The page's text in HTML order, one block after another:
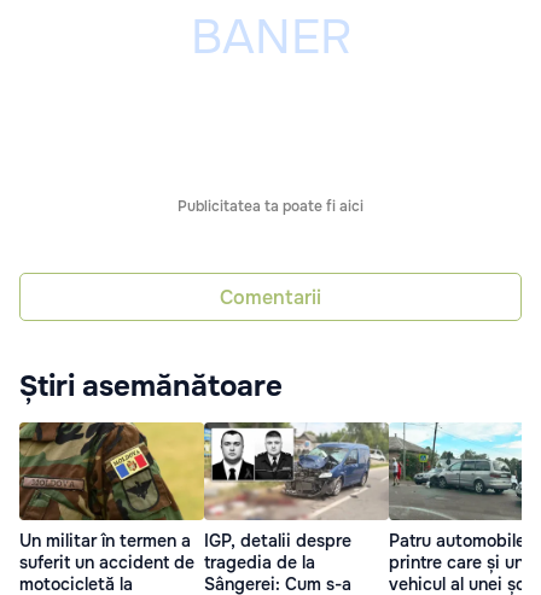
Publicitatea ta poate fi aici
Comentarii
Știri asemănătoare
Un militar în termen a
suferit un accident de
motocicletă la
IGP, detalii despre
tragedia de la
Sângerei: Cum s-a
Patru automobile,
printre care și un
vehicul al unei